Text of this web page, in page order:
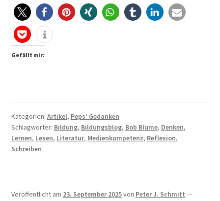
für
Gedanken
Gefällt mir:
Kategorien: Artikel, Peps’ Gedanken
Schlagwörter: Bildung, Bildungsblog, Bob Blume, Denken,
Lernen, Lesen, Literatur, Medienkompetenz, Reflexion,
Schreiben
Veröffentlicht am 23. September 2025von Peter J. Schmitt —